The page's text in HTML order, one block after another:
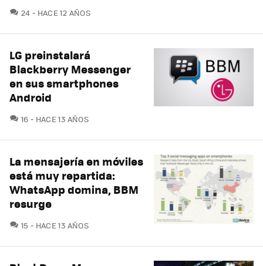
24 COMENTARIOS
HACE 12 AÑOS
LG preinstalará
Blackberry Messenger
en sus smartphones
Android
16 COMENTARIOS
HACE 13 AÑOS
La mensajería en móviles
está muy repartida:
WhatsApp domina, BBM
resurge
15 COMENTARIOS
HACE 13 AÑOS